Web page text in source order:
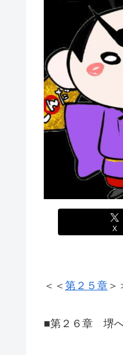
X
＜＜ 第２５章 ＞
■第２６章 堺